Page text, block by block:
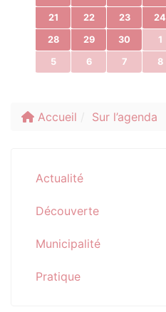
21 22 23 24
28 29 30 1
5 6 7 8
Accueil Sur l’agenda
Actualité
Découverte
Municipalité
Pratique